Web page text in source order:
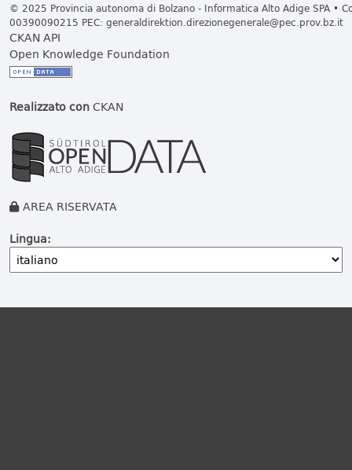
© 2025 Provincia autonoma di Bolzano - Informatica Alto Adige SPA •
00390090215 PEC: generaldirektion.direzionegenerale@pec.prov.bz.it
CKAN API
Open Knowledge Foundation
Realizzato conCKAN
AREA RISERVATA
Lingua